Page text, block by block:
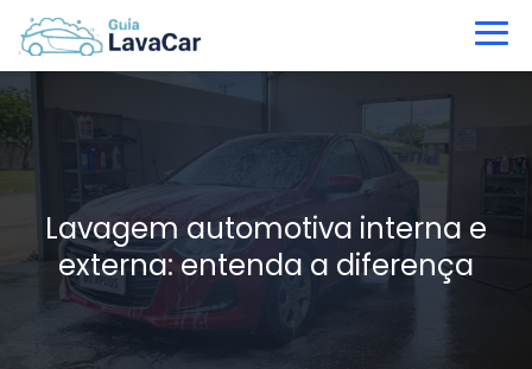
Lavagem automotiva interna e
externa: entenda a diferença